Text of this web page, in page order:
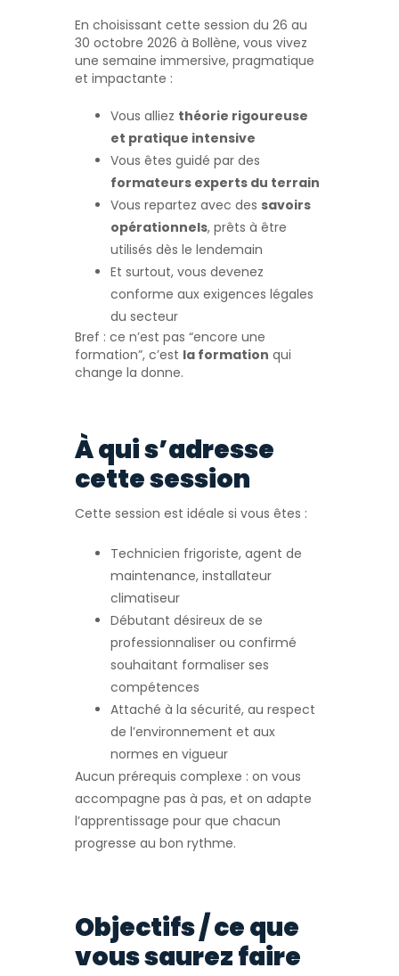
En choisissant cette session du 26 au
30 octobre 2026 à Bollène, vous vivez
une semaine immersive, pragmatique
et impactante :
Vous alliez théorie rigoureuse
et pratique intensive
Vous êtes guidé par des
formateurs experts du terrain
Vous repartez avec des savoirs
opérationnels, prêts à être
utilisés dès le lendemain
Et surtout, vous devenez
conforme aux exigences légales
du secteur
Bref : ce n’est pas “encore une
formation”, c’est la formation qui
change la donne.
À qui s’adresse
cette session
Cette session est idéale si vous êtes :
Technicien frigoriste, agent de
maintenance, installateur
climatiseur
Débutant désireux de se
professionnaliser ou confirmé
souhaitant formaliser ses
compétences
Attaché à la sécurité, au respect
de l’environnement et aux
normes en vigueur
Aucun prérequis complexe : on vous
accompagne pas à pas, et on adapte
l’apprentissage pour que chacun
progresse au bon rythme.
Objectifs / ce que
vous saurez faire